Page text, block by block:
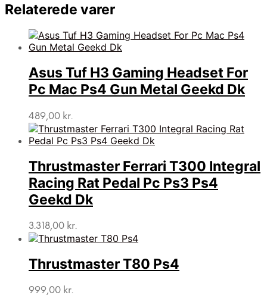
Relaterede varer
Asus Tuf H3 Gaming Headset For
Pc Mac Ps4 Gun Metal Geekd Dk
489,00 kr.
Thrustmaster Ferrari T300 Integral
Racing Rat Pedal Pc Ps3 Ps4
Geekd Dk
3.318,00 kr.
Thrustmaster T80 Ps4
999,00 kr.